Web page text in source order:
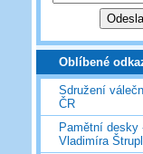
Oblíbené
Sdružení
ČR
Pamětní desky
Vladimíra